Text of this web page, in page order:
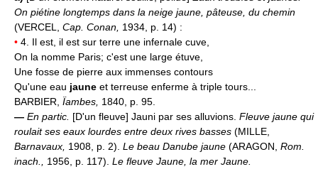
On piétine longtemps dans la neige jaune, pâteuse, du chemin
(VERCEL, Cap. Conan, 1934, p. 14) :
• 4. Il est, il est sur terre une infernale cuve,
On la nomme Paris; c'est une large étuve,
Une fosse de pierre aux immenses contours
Qu'une eau jaune et terreuse enferme à triple tours...
BARBIER, Ïambes, 1840, p. 95.
— En partic. [D'un fleuve] Jauni par ses alluvions. Fleuve jaune qui
roulait ses eaux lourdes entre deux rives basses (MILLE,
Barnavaux, 1908, p. 2). Le beau Danube jaune (ARAGON, Rom.
inach., 1956, p. 117). Le fleuve Jaune, la mer Jaune.